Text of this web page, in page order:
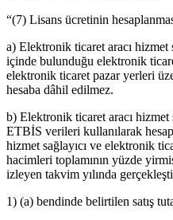
“(7) Lisans ücretinin
a) Elektronik ticaret aracı
içinde bulunduğu elektronik
elektronik ticaret pazar yerleri
hesaba dâhil edilmez.
b) Elektronik ticaret aracı hizmet
ETBİS verileri kullanılarak
hizmet sağlayıcı ve elektronik
hacimleri toplamının yüzde
izleyen takvim yılında
1) (a) bendinde belirtilen satış